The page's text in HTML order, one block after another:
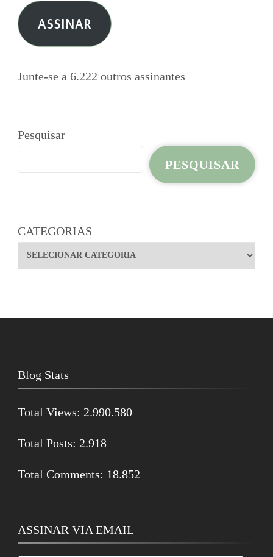
e-
mail ASSINAR
Junte-se a 6.222 outros assinantes
Pesquisar
PESQUISAR
CATEGORIAS
Blog Stats
Total Views: 2.990.580
Total Posts: 2.918
Total Comments: 18.852
ASSINAR VIA EMAIL